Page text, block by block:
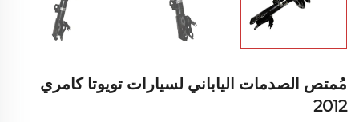
مُمتص الصدمات الياباني لسيارات تويوتا كامري
2012